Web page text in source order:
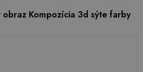
obraz Kompozícia 3d sýte farby